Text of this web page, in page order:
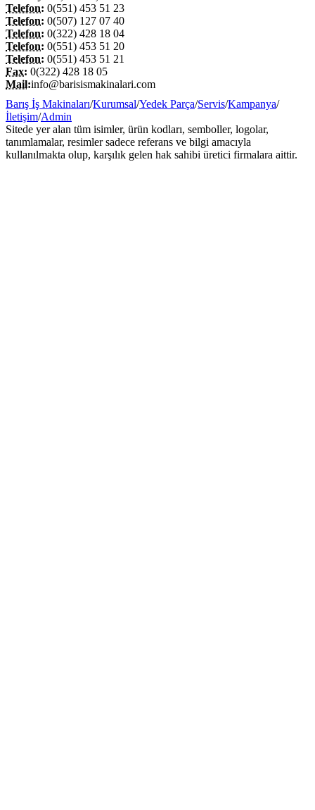
Telefon: 0(551) 453 51 23
Telefon: 0(507) 127 07 40
Telefon: 0(322) 428 18 04
Telefon: 0(551) 453 51 20
Telefon: 0(551) 453 51 21
Fax: 0(322) 428 18 05
Mail:info@barisismakinalari.com
Barış İş Makinaları/Kurumsal/Yedek Parça/Servis/Kampanya/
İletişim/Admin
Sitede yer alan tüm isimler, ürün kodları, semboller, logolar,
tanımlamalar, resimler sadece referans ve bilgi amacıyla
kullanılmakta olup, karşılık gelen hak sahibi üretici firmalara aittir.